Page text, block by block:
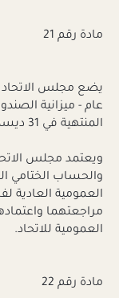
مادة رقم 21
يضع مجلس
عام - ميزانية
المنتهية في 31 ديسمبر من العام السابق.
ويعتمد مجلس
والحساب الختامي
العمومية
مراجعتهما
العمومية للاتحاد.
مادة رقم 22